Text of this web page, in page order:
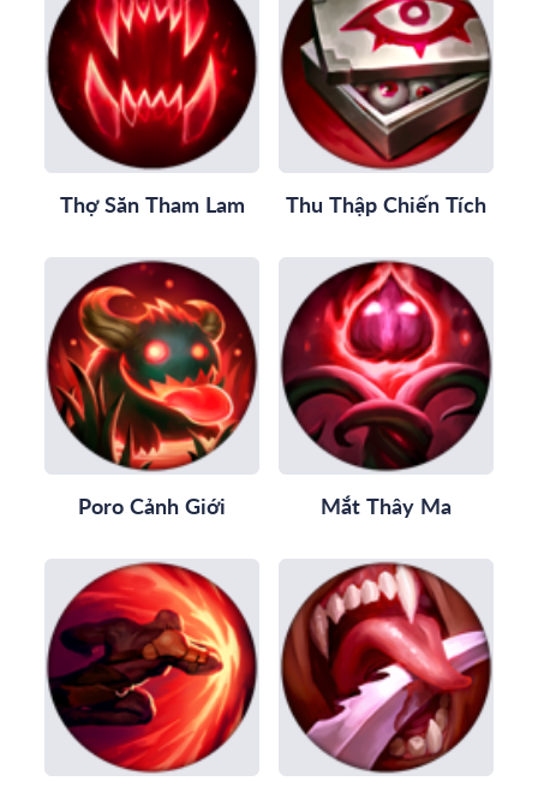
Thợ Săn Tham Lam Thu Thập Chiến Tích
Poro Cảnh Giới Mắt Thây Ma